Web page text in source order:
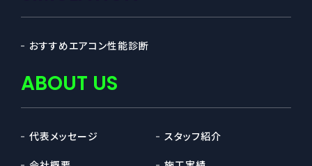
おすすめエアコン性能診断
ABOUT US
代表メッセージ スタッフ紹介